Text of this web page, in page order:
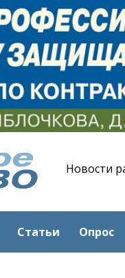
Новости
Статьи Опрос